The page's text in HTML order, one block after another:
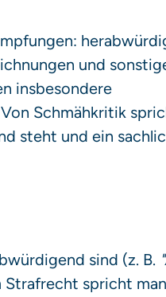
und
insbesondere
Schmähkritik
steht und ein
sind (z. B.
Strafrecht spricht